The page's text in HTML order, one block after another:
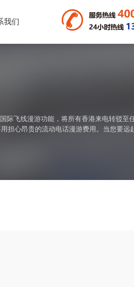
我们
际飞线漫游功能，将所有香港来电转驳至
担心昂贵的流动电话漫游费用。当您要远